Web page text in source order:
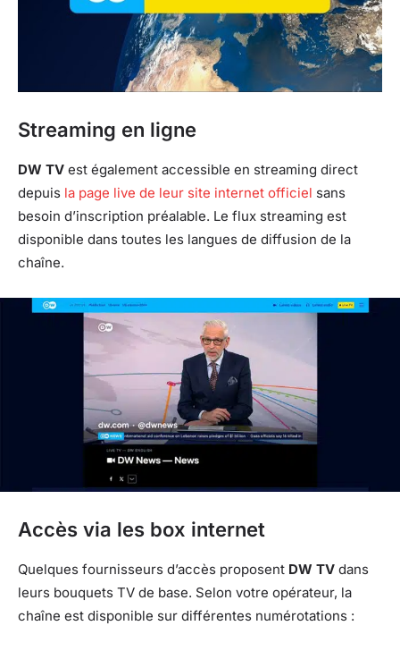
Streaming en ligne
DW TV est également accessible en streaming direct
depuis la page live de leur site internet officiel sans
besoin d’inscription préalable. Le flux streaming est
disponible dans toutes les langues de diffusion de la
chaîne.
Accès via les box internet
Quelques fournisseurs d’accès proposent DW TV dans
leurs bouquets TV de base. Selon votre opérateur, la
chaîne est disponible sur différentes numérotations :